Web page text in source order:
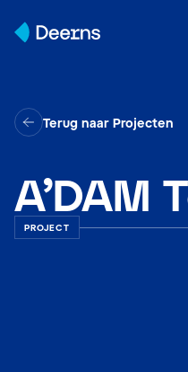
Terug naar Projecten
A’DAM
PROJECT